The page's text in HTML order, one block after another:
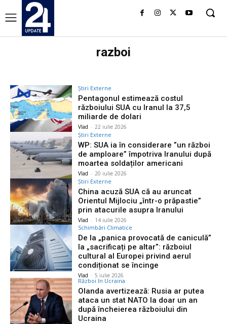
razboi
Știri Externe
Pentagonul estimează costul
războiului SUA cu Iranul la 37,5
miliarde de dolari
Vlad - 22 iulie 2026
Știri Externe
WP: SUA ia în considerare ”un război
de amploare” împotriva Iranului după
moartea soldaților americani
Vlad - 20 iulie 2026
Știri Externe
China acuză SUA că au aruncat
Orientul Mijlociu „într-o prăpastie”
prin atacurile asupra Iranului
Vlad - 14 iulie 2026
Schimbări Climatice
De la „panica provocată de caniculă”
la „sacrificați pe altar”: războiul
cultural al Europei privind aerul
condiționat se încinge
Vlad - 5 iulie 2026
Război în Ucraina
Olanda avertizează: Rusia ar putea
ataca un stat NATO la doar un an
după încheierea războiului din
Ucraina